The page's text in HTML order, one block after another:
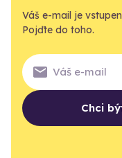
Váš e-mail je
Pojďte do toho.
Chci